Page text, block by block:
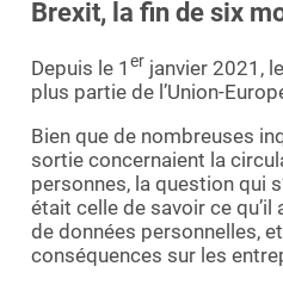
Brexit, la fin de six
Depuis le 1 er janvier 2021,
plus partie de l’Union-
Bien que de nombreuses
sortie concernaient la
personnes, la question qui
était celle de savoir ce
de données personnelles,
conséquences sur les